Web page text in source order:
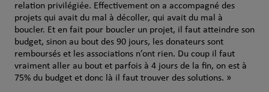
relation privilégiée. Effectivement on a accompagné des
projets qui avait du mal à décoller, qui avait du mal à
boucler. Et en fait pour boucler un projet, il faut atteindre son
budget, sinon au bout des 90 jours, les donateurs sont
remboursés et les associations n’ont rien. Du coup il faut
vraiment aller au bout et parfois à 4 jours de la fin, on est à
75% du budget et donc là il faut trouver des solutions. »